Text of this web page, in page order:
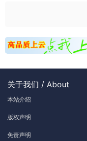
关于我们 / About
本站介绍
版权声明
免责声明